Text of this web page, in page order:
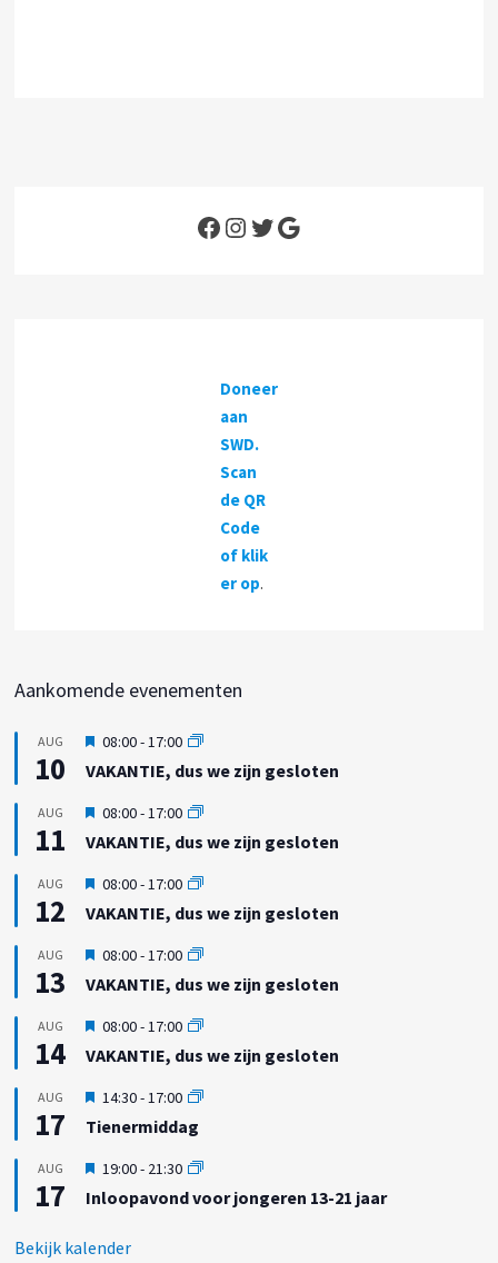
Facebook
Instagram
Twitter
Google
Doneer
aan
SWD.
Scan
de QR
Code
of klik
er op.
Aankomende evenementen
AUG
10
U
i
t
g
e
l
c
h
08:00-17:00
VAKANTIE, dus we zijn gesloten
AUG
11
U
i
t
g
e
l
c
h
08:00-17:00
VAKANTIE, dus we zijn gesloten
AUG
12
U
i
t
g
e
l
c
h
08:00-17:00
VAKANTIE, dus we zijn gesloten
AUG
13
U
i
t
g
e
l
c
h
08:00-17:00
VAKANTIE, dus we zijn gesloten
AUG
14
U
i
t
g
e
l
c
h
08:00-17:00
VAKANTIE, dus we zijn gesloten
AUG
17
U
t
g
e
l
c
14:30-17:00
Tienermiddag
AUG
17
U
i
t
e
19:00- 21:30
Inloopavond voor jongeren 13-21 jaar
Bekijk kalender